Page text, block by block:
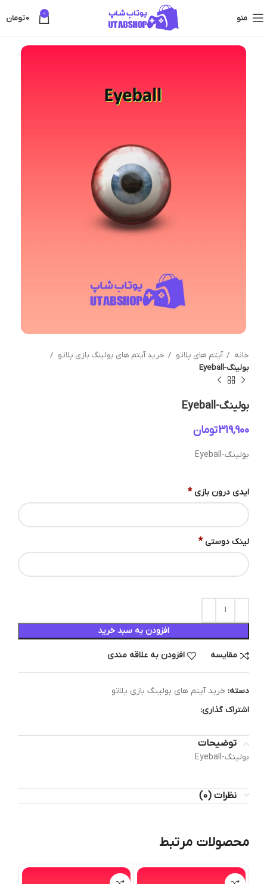
منو 0
0تومان
خانه آیتم های پلاتو
خرید آیتم های بولینگ بازی پلاتو
بولینگ-Eyeball
بولینگ-Eyeball
تومان
بولینگ-Eyeball
ایدی درون بازی *
لینک دوستی *
افزودن به سبد خرید
مقایسه افزودن به علاقه مندی
دسته: خرید آیتم های بولینگ بازی پلاتو
اشتراک گذاری:
توضیحات
بولینگ-Eyeball
نظرات (0)
محصولات مرتبط